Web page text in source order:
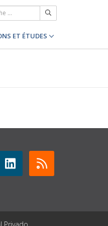
ET ÉTUDES